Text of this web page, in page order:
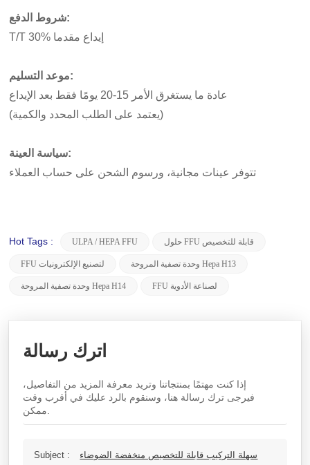
شروط الدفع:
T/T 30% إيداع مقدما
موعد التسليم:
عادة ما يستغرق الأمر 15-20 يومًا فقط بعد الإيداع
(يعتمد على الطلب المحدد والكمية)
سياسة العينة:
تتوفر عينات مجانية، ورسوم الشحن على حساب العملاء
Hot Tags : ULPA / HEPA FFU حلول FFU قابلة للتخصيص
FFU لتصنيع الإلكترونيات وحدة تصفية المروحة Hepa H13
وحدة تصفية المروحة Hepa H14 FFU لصناعة الأدوية
اترك رسالة
إذا كنت مهتمًا بمنتجاتنا وتريد معرفة المزيد من التفاصيل،
فيرجى ترك رسالة هنا، وسنقوم بالرد عليك في أقرب وقت
Subject : سهلة التركيب قابلة للتخصيص منخفضة الضوضاء